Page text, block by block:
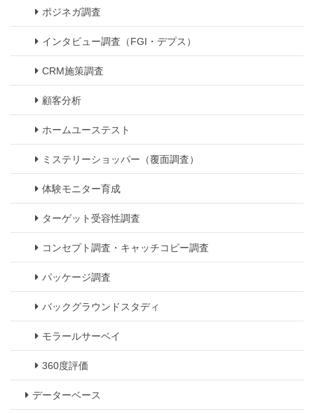
ポジネガ調査
インタビュー調査（FGI・デプス）
CRM施策調査
顧客分析
ホームユーステスト
ミステリーショッパー（覆面調査）
体験モニター育成
ターゲット受容性調査
コンセプト調査・キャッチコピー調査
パッケージ調査
バックグラウンドスタディ
モラールサーベイ
360度評価
データーベース